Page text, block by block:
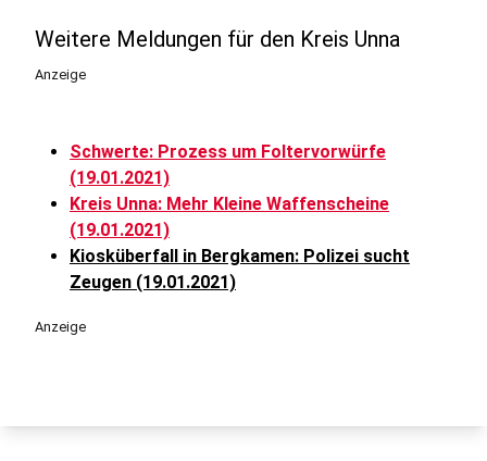
Weitere Meldungen für den Kreis Unna
Anzeige
Schwerte: Prozess um Foltervorwürfe
(19.01.2021)
Kreis Unna: Mehr Kleine Waffenscheine
(19.01.2021)
Kiosküberfall in Bergkamen: Polizei sucht
Zeugen (19.01.2021)
Anzeige